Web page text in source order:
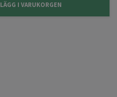
LÄGG I VARUKORGEN